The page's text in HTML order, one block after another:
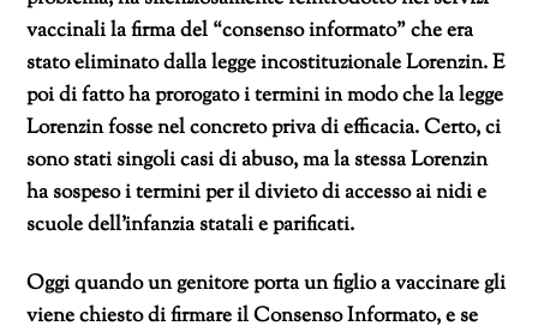
vaccinali la firma del “consenso informato” che era
stato eliminato dalla legge incostituzionale Lorenzin. E
poi di fatto ha prorogato i termini in modo che la legge
Lorenzin fosse nel concreto priva di efficacia. Certo, ci
sono stati singoli casi di abuso, ma la stessa Lorenzin
ha sospeso i termini per il divieto di accesso ai nidi e
scuole dell’infanzia statali e parificati.
Oggi quando un genitore porta un figlio a vaccinare gli
viene chiesto di firmare il Consenso Informato, e se